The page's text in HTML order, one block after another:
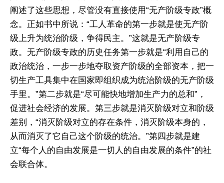
阐述了这些思想，尽管没有直接使用“无产阶级专政”概
念。正如书中所说：“工人革命的第一步就是使无产阶
级上升为统治阶级，争得民主。”这就是无产阶级专
政。无产阶级专政的历史任务第一步就是“利用自己的
政治统治，一步一步地夺取资产阶级的全部资本，把一
切生产工具集中在国家即组织成为统治阶级的无产阶级
手里。”第二步就是“尽可能快地增加生产力的总和”，
促进社会经济的发展。第三步就是消灭阶级对立和阶级
差别，“消灭阶级对立的存在条件，消灭阶级本身的，
从而消灭了它自己这个阶级的统治。”第四步就是建
立“每个人的自由发展是一切人的自由发展的条件”的社
会联合体。